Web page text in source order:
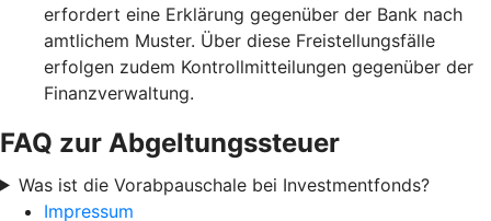
erfordert eine Erklärung gegenüber der Bank nach
amtlichem Muster. Über diese Freistellungsfälle
erfolgen zudem Kontrollmitteilungen gegenüber der
Finanzverwaltung.
FAQ zur Abgeltungssteuer
Was ist die Vorabpauschale bei Investmentfonds?
Impressum